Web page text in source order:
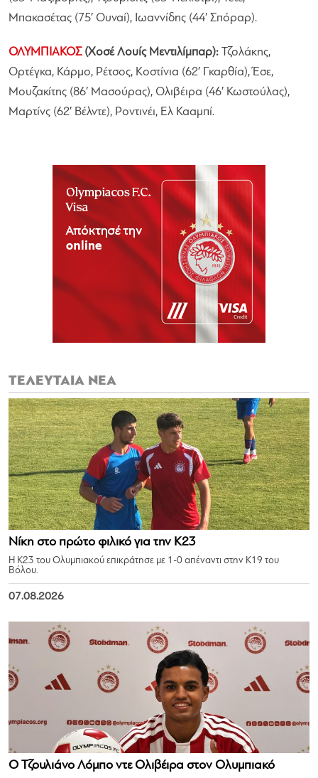
Μπακασέτας (75′ Ουναί), Ιωαννίδης (44′ Σπόραρ).
ΟΛΥΜΠΙΑΚΟΣ(Χοσέ Λουίς Μεντιλίμπαρ): Τζολάκης,
Ορτέγκα, Κάρμο, Ρέτσος, Κοστίνια (62′ Γκαρθία), Έσε,
Μουζακίτης (86′ Μασούρας), Ολιβέιρα (46′ Κωστούλας),
Μαρτίνς (62′ Βέλντε), Ροντινέι, Ελ Κααμπί.
ΤΕΛΕΥΤΑΙΑ ΝΕΑ
Νίκη στο πρώτο φιλικό για την Κ23
Η Κ23 του Ολυμπιακού επικράτησε με 1-0 απέναντι στην Κ19 του
Βόλου.
07.08.2026
Ο Τζουλιάνο Λόμπο ντε Ολιβέιρα στον Ολυμπιακό